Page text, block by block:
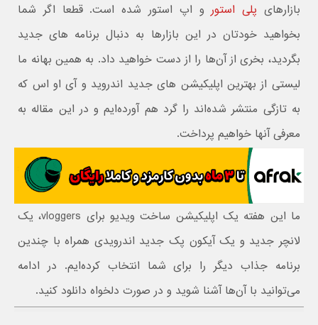
بازارهای پلی استور و اپ استور شده است. قطعا اگر شما
بخواهید خودتان در این بازارها به دنبال برنامه های جدید
بگردید، بخری از آن‌ها را از دست خواهید داد. به همین بهانه ما
لیستی از بهترین اپلیکیشن های جدید اندروید و آی او اس که
به تازگی منتشر شده‌اند را گرد هم آورده‌ایم و در این مقاله به
معرفی آنها خواهیم پرداخت.
ما این هفته یک اپلیکیشن ساخت ویدیو برای vloggers، یک
لانچر جدید و یک آیکون پک جدید اندرویدی همراه با چندین
برنامه جذاب دیگر را برای شما انتخاب کرده‌ایم. در ادامه
می‌توانید با آن‌ها آشنا شوید و در صورت دلخواه دانلود کنید.